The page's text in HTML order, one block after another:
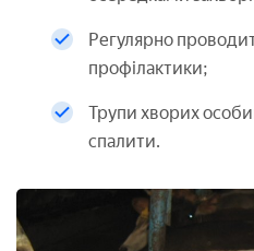
Регулярно
профілактики;
Трупи хворих
спалити.